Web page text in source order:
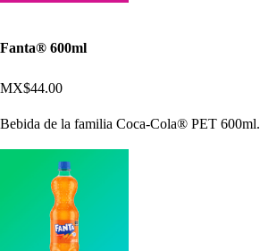
Fanta® 600ml
MX$44.00
Bebida de la familia Coca-Cola® PET 600ml.